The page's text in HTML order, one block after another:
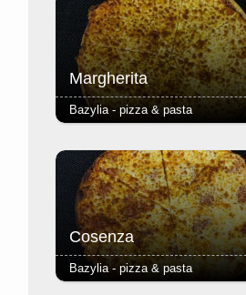
Margherita
puszyste lub razowe, grube lub
- dodatkowy ser 2,50 (mała
4,00 (duża 40cm) Cena małej
9,90.
Bazylia - pizza & pasta
Cosenza
Bazylia - pizza & pasta